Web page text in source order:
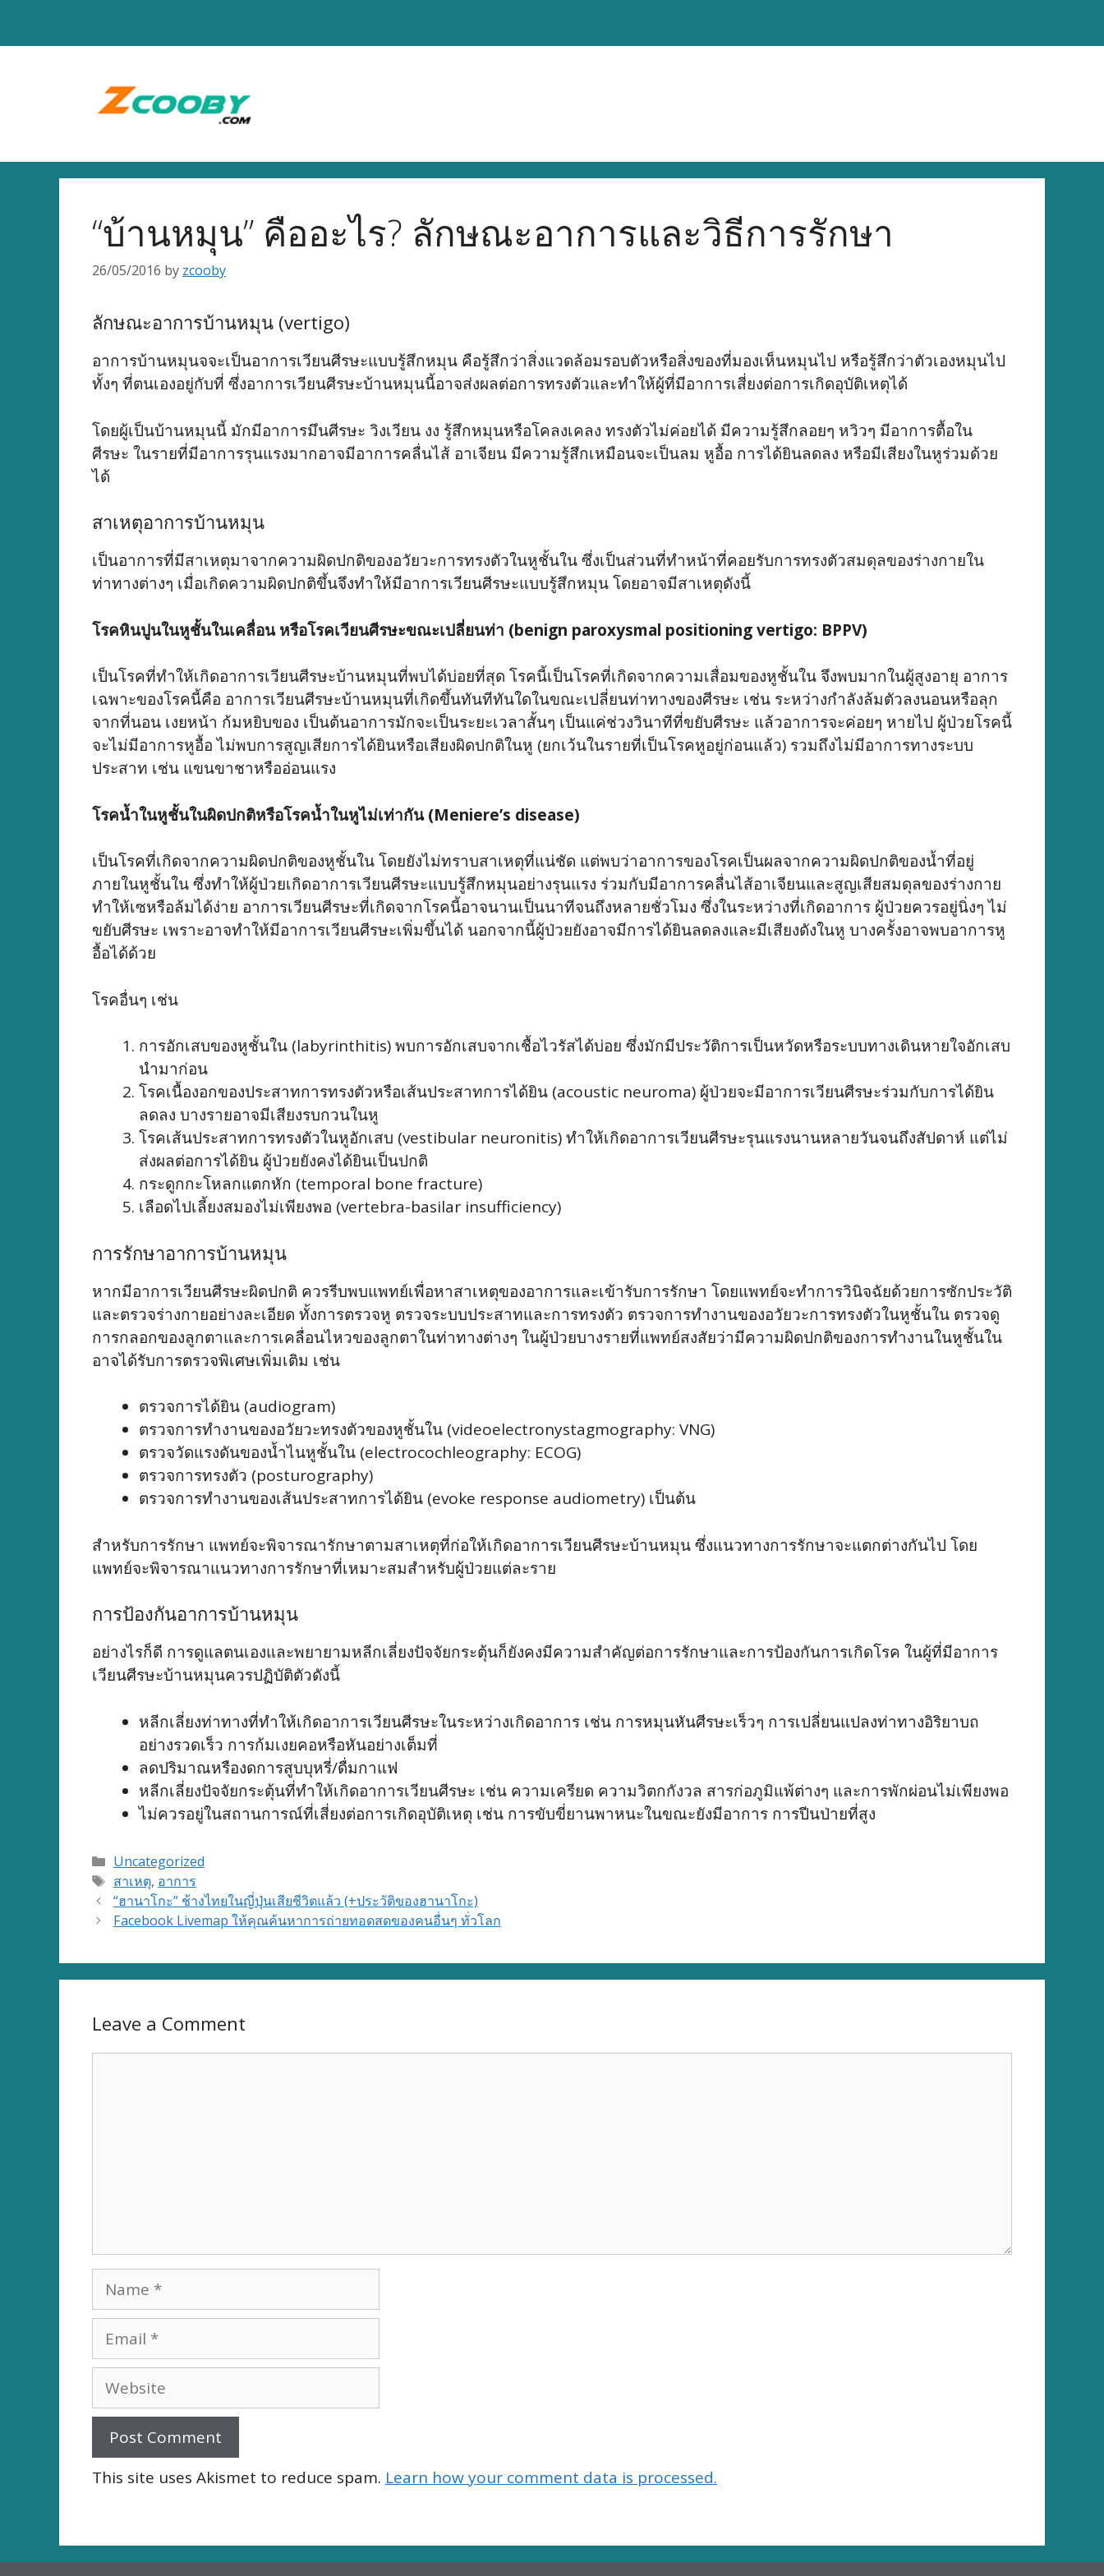
“บ้านหมุน” คืออะไร? ลักษณะอาการและวิธีการรักษา
26/05/2016 by zcooby
ลักษณะอาการบ้านหมุน (vertigo)
อาการบ้านหมุนจจะเป็นอาการเวียนศีรษะแบบรู้สึกหมุน คือรู้สึกว่าสิ่งแวดล้อมรอบตัวหรือสิ่งของที่มองเห็นหมุนไป หรือรู้สึกว่าตัวเองหมุนไป
ทั้งๆ ที่ตนเองอยู่กับที่ ซึ่งอาการเวียนศีรษะบ้านหมุนนี้อาจส่งผลต่อการทรงตัวและทำให้ผู้ที่มีอาการเสี่ยงต่อการเกิดอุบัติเหตุได้
โดยผู้เป็นบ้านหมุนนี้ มักมีอาการมึนศีรษะ วิงเวียน งง รู้สึกหมุนหรือโคลงเคลง ทรงตัวไม่ค่อยได้ มีความรู้สึกลอยๆ หวิวๆ มีอาการตื้อใน
ศีรษะ ในรายที่มีอาการรุนแรงมากอาจมีอาการคลื่นไส้ อาเจียน มีความรู้สึกเหมือนจะเป็นลม หูอื้อ การได้ยินลดลง หรือมีเสียงในหูร่วมด้วย
ได้
สาเหตุอาการบ้านหมุน
เป็นอาการที่มีสาเหตุมาจากความผิดปกติของอวัยวะการทรงตัวในหูชั้นใน ซึ่งเป็นส่วนที่ทำหน้าที่คอยรับการทรงตัวสมดุลของร่างกายใน
ท่าทางต่างๆ เมื่อเกิดความผิดปกติขึ้นจึงทำให้มีอาการเวียนศีรษะแบบรู้สึกหมุน โดยอาจมีสาเหตุดังนี้
โรคหินปูนในหูชั้นในเคลื่อน หรือโรคเวียนศีรษะขณะเปลี่ยนท่า (benign paroxysmal positioning vertigo: BPPV)
เป็นโรคที่ทำให้เกิดอาการเวียนศีรษะบ้านหมุนที่พบได้บ่อยที่สุด โรคนี้เป็นโรคที่เกิดจากความเสื่อมของหูชั้นใน จึงพบมากในผู้สูงอายุ อาการ
เฉพาะของโรคนี้คือ อาการเวียนศีรษะบ้านหมุนที่เกิดขึ้นทันทีทันใดในขณะเปลี่ยนท่าทางของศีรษะ เช่น ระหว่างกำลังล้มตัวลงนอนหรือลุก
จากที่นอน เงยหน้า ก้มหยิบของ เป็นต้นอาการมักจะเป็นระยะเวลาสั้นๆ เป็นแค่ช่วงวินาทีที่ขยับศีรษะ แล้วอาการจะค่อยๆ หายไป ผู้ป่วยโรคนี้
จะไม่มีอาการหูอื้อ ไม่พบการสูญเสียการได้ยินหรือเสียงผิดปกติในหู (ยกเว้นในรายที่เป็นโรคหูอยู่ก่อนแล้ว) รวมถึงไม่มีอาการทางระบบ
ประสาท เช่น แขนขาชาหรืออ่อนแรง
โรคน้ำในหูชั้นในผิดปกติหรือโรคน้ำในหูไม่เท่ากัน (Meniere’s disease)
เป็นโรคที่เกิดจากความผิดปกติของหูชั้นใน โดยยังไม่ทราบสาเหตุที่แน่ชัด แต่พบว่าอาการของโรคเป็นผลจากความผิดปกติของน้ำที่อยู่
ภายในหูชั้นใน ซึ่งทำให้ผู้ป่วยเกิดอาการเวียนศีรษะแบบรู้สึกหมุนอย่างรุนแรง ร่วมกับมีอาการคลื่นไส้อาเจียนและสูญเสียสมดุลของร่างกาย
ทำให้เซหรือล้มได้ง่าย อาการเวียนศีรษะที่เกิดจากโรคนี้อาจนานเป็นนาทีจนถึงหลายชั่วโมง ซึ่งในระหว่างที่เกิดอาการ ผู้ป่วยควรอยู่นิ่งๆ ไม่
ขยับศีรษะ เพราะอาจทำให้มีอาการเวียนศีรษะเพิ่มขึ้นได้ นอกจากนี้ผู้ป่วยยังอาจมีการได้ยินลดลงและมีเสียงดังในหู บางครั้งอาจพบอาการหู
อื้อได้ด้วย
โรคอื่นๆ เช่น
การอักเสบของหูชั้นใน (labyrinthitis) พบการอักเสบจากเชื้อไวรัสได้บ่อย ซึ่งมักมีประวัติการเป็นหวัดหรือระบบทางเดินหายใจอักเสบ
นำมาก่อน
โรคเนื้องอกของประสาทการทรงตัวหรือเส้นประสาทการได้ยิน (acoustic neuroma) ผู้ป่วยจะมีอาการเวียนศีรษะร่วมกับการได้ยิน
ลดลง บางรายอาจมีเสียงรบกวนในหู
โรคเส้นประสาทการทรงตัวในหูอักเสบ (vestibular neuronitis) ทำให้เกิดอาการเวียนศีรษะรุนแรงนานหลายวันจนถึงสัปดาห์ แต่ไม่
ส่งผลต่อการได้ยิน ผู้ป่วยยังคงได้ยินเป็นปกติ
กระดูกกะโหลกแตกหัก (temporal bone fracture)
เลือดไปเลี้ยงสมองไม่เพียงพอ (vertebra-basilar insufficiency)
การรักษาอาการบ้านหมุน
หากมีอาการเวียนศีรษะผิดปกติ ควรรีบพบแพทย์เพื่อหาสาเหตุของอาการและเข้ารับการรักษา โดยแพทย์จะทำการวินิจฉัยด้วยการซักประวัติ
และตรวจร่างกายอย่างละเอียด ทั้งการตรวจหู ตรวจระบบประสาทและการทรงตัว ตรวจการทำงานของอวัยวะการทรงตัวในหูชั้นใน ตรวจดู
การกลอกของลูกตาและการเคลื่อนไหวของลูกตาในท่าทางต่างๆ ในผู้ป่วยบางรายที่แพทย์สงสัยว่ามีความผิดปกติของการทำงานในหูชั้นใน
อาจได้รับการตรวจพิเศษเพิ่มเติม เช่น
ตรวจการได้ยิน (audiogram)
ตรวจการทำงานของอวัยวะทรงตัวของหูชั้นใน (videoelectronystagmography: VNG)
ตรวจวัดแรงดันของน้ำไนหูชั้นใน (electrocochleography: ECOG)
ตรวจการทรงตัว (posturography)
ตรวจการทำงานของเส้นประสาทการได้ยิน (evoke response audiometry) เป็นต้น
สำหรับการรักษา แพทย์จะพิจารณารักษาตามสาเหตุที่ก่อให้เกิดอาการเวียนศีรษะบ้านหมุน ซึ่งแนวทางการรักษาจะแตกต่างกันไป โดย
แพทย์จะพิจารณาแนวทางการรักษาที่เหมาะสมสำหรับผู้ป่วยแต่ละราย
การป้องกันอาการบ้านหมุน
อย่างไรก็ดี การดูแลตนเองและพยายามหลีกเลี่ยงปัจจัยกระตุ้นก็ยังคงมีความสำคัญต่อการรักษาและการป้องกันการเกิดโรค ในผู้ที่มีอาการ
เวียนศีรษะบ้านหมุนควรปฏิบัติตัวดังนี้
หลีกเลี่ยงท่าทางที่ทำให้เกิดอาการเวียนศีรษะในระหว่างเกิดอาการ เช่น การหมุนหันศีรษะเร็วๆ การเปลี่ยนแปลงท่าทางอิริยาบถ
อย่างรวดเร็ว การก้มเงยคอหรือหันอย่างเต็มที่
ลดปริมาณหรืองดการสูบบุหรี่/ดื่มกาแฟ
หลีกเลี่ยงปัจจัยกระตุ้นที่ทำให้เกิดอาการเวียนศีรษะ เช่น ความเครียด ความวิตกกังวล สารก่อภูมิแพ้ต่างๆ และการพักผ่อนไม่เพียงพอ
ไม่ควรอยู่ในสถานการณ์ที่เสี่ยงต่อการเกิดอุบัติเหตุ เช่น การขับขี่ยานพาหนะในขณะยังมีอาการ การปีนป่ายที่สูง
Categories
Uncategorized
Tags
สาเหตุ, อาการ
“ฮานาโกะ” ช้างไทยในญี่ปุ่นเสียชีวิตแล้ว (+ประวัติของฮานาโกะ)
Facebook Livemap ให้คุณค้นหาการถ่ายทอดสดของคนอื่นๆ ทั่วโลก
Leave a Comment
Name
Email
Website
This site uses Akismet to reduce spam. Learn how your comment data is processed.